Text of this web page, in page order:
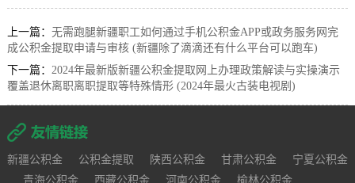
上一篇： 无需跑腿新疆职工如何通过手机公积金APP或政务服务网完
成公积金提取申请与审核 (新疆除了滴滴还有什么平台可以跑车)
下一篇： 2024年最新版新疆公积金提取网上办理政策解读与实操演示
覆盖退休离职离职提取等特殊情形 (2024年最火古装电视剧)
新疆公积金 公积金提取 陕西公积金 甘肃公积金
宁夏公积金
青海公积金
西藏公积金 河南公积金
榆林公积金